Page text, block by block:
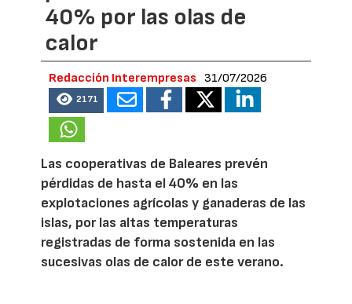
40% por las olas de
calor
Redacción Interempresas 31/07/2026
2171
Las cooperativas de Baleares prevén
pérdidas de hasta el 40% en las
explotaciones agrícolas y ganaderas de las
islas, por las altas temperaturas
registradas de forma sostenida en las
sucesivas olas de calor de este verano.